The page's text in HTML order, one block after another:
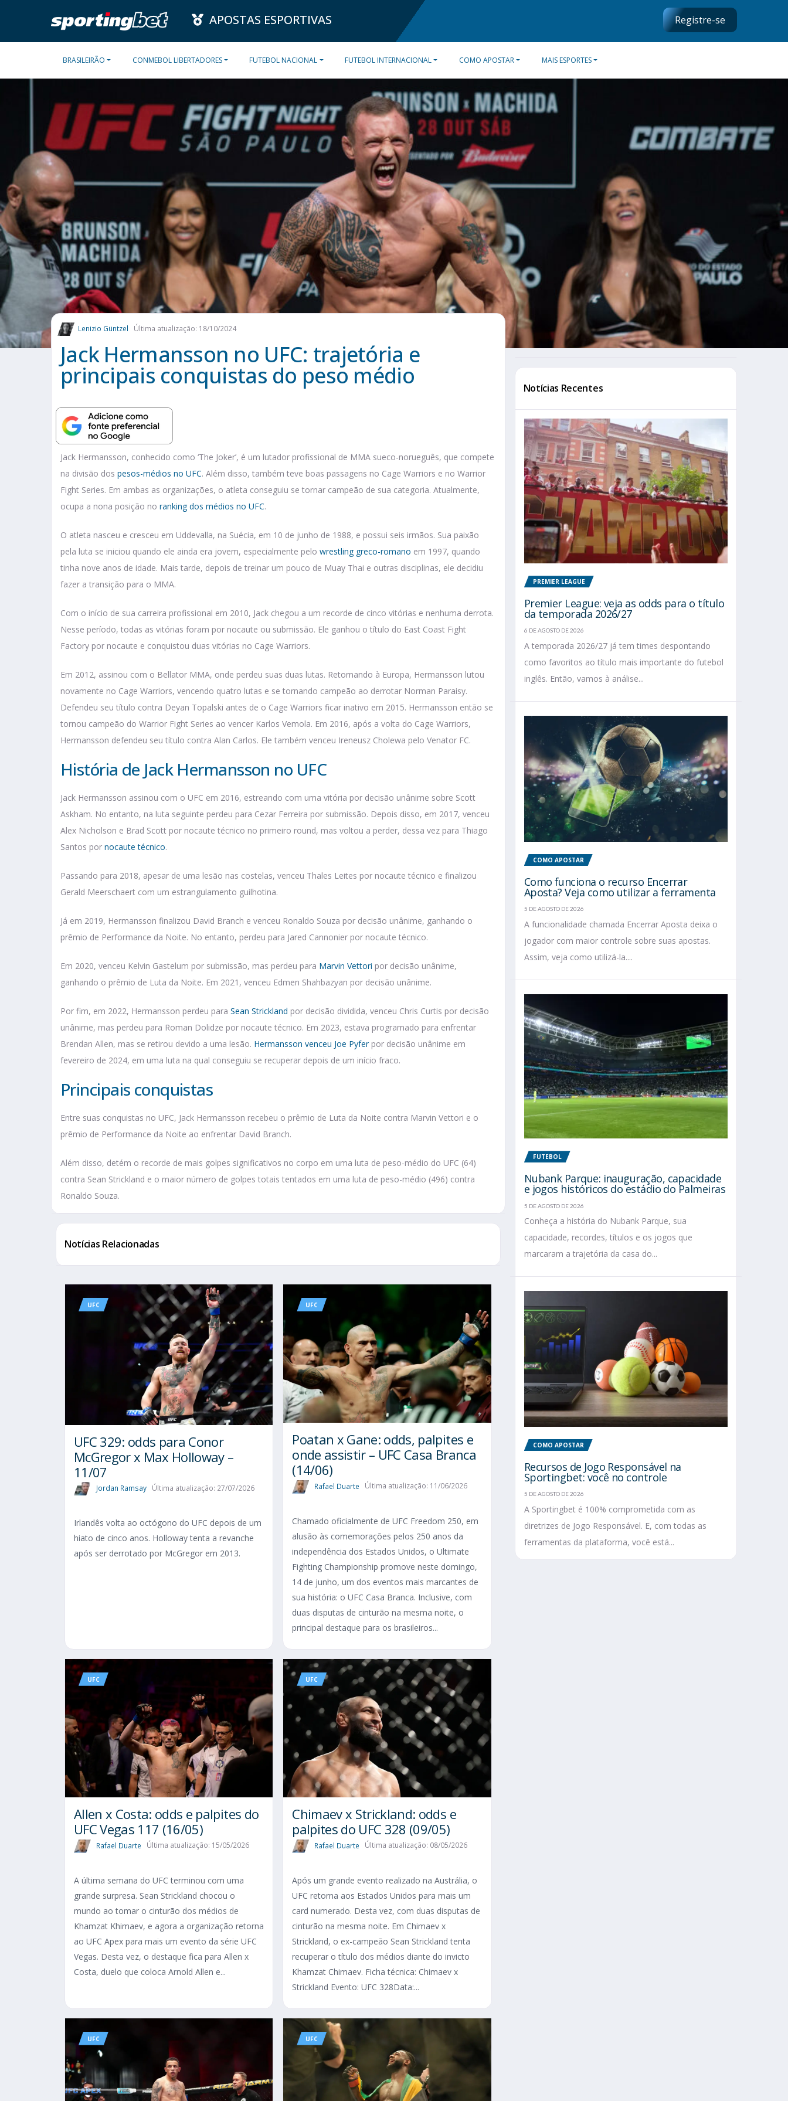
APOSTAS ESPORTIVAS Registre-se
BRASILEIRÃO CONMEBOL LIBERTADORES FUTEBOL NACIONAL FUTEBOL INTERNACIONAL COMO APOSTAR MAIS ESPORTES
Lenizio Güntzel Última atualização: 18/10/2024
Jack Hermansson no UFC: trajetória e
principais conquistas do peso médio
Jack Hermansson, conhecido como ‘The Joker’, é um lutador profissional de MMA sueco-norueguês, que compete
na divisão dos pesos-médios no UFC. Além disso, também teve boas passagens no Cage Warriors e no Warrior
Fight Series. Em ambas as organizações, o atleta conseguiu se tornar campeão de sua categoria. Atualmente,
ocupa a nona posição no ranking dos médios no UFC.
O atleta nasceu e cresceu em Uddevalla, na Suécia, em 10 de junho de 1988, e possui seis irmãos. Sua paixão
pela luta se iniciou quando ele ainda era jovem, especialmente pelo wrestling greco-romano em 1997, quando
tinha nove anos de idade. Mais tarde, depois de treinar um pouco de Muay Thai e outras disciplinas, ele decidiu
fazer a transição para o MMA.
Com o início de sua carreira profissional em 2010, Jack chegou a um recorde de cinco vitórias e nenhuma derrota.
Nesse período, todas as vitórias foram por nocaute ou submissão. Ele ganhou o título do East Coast Fight
Factory por nocaute e conquistou duas vitórias no Cage Warriors.
Em 2012, assinou com o Bellator MMA, onde perdeu suas duas lutas. Retornando à Europa, Hermansson lutou
novamente no Cage Warriors, vencendo quatro lutas e se tornando campeão ao derrotar Norman Paraisy.
Defendeu seu título contra Deyan Topalski antes de o Cage Warriors ficar inativo em 2015. Hermansson então se
tornou campeão do Warrior Fight Series ao vencer Karlos Vemola. Em 2016, após a volta do Cage Warriors,
Hermansson defendeu seu título contra Alan Carlos. Ele também venceu Ireneusz Cholewa pelo Venator FC.
História de Jack Hermansson no UFC
Jack Hermansson assinou com o UFC em 2016, estreando com uma vitória por decisão unânime sobre Scott
Askham. No entanto, na luta seguinte perdeu para Cezar Ferreira por submissão. Depois disso, em 2017, venceu
Alex Nicholson e Brad Scott por nocaute técnico no primeiro round, mas voltou a perder, dessa vez para Thiago
Santos por nocaute técnico.
Passando para 2018, apesar de uma lesão nas costelas, venceu Thales Leites por nocaute técnico e finalizou
Gerald Meerschaert com um estrangulamento guilhotina.
Já em 2019, Hermansson finalizou David Branch e venceu Ronaldo Souza por decisão unânime, ganhando o
prêmio de Performance da Noite. No entanto, perdeu para Jared Cannonier por nocaute técnico.
Em 2020, venceu Kelvin Gastelum por submissão, mas perdeu para Marvin Vettori por decisão unânime,
ganhando o prêmio de Luta da Noite. Em 2021, venceu Edmen Shahbazyan por decisão unânime.
Por fim, em 2022, Hermansson perdeu para Sean Strickland por decisão dividida, venceu Chris Curtis por decisão
unânime, mas perdeu para Roman Dolidze por nocaute técnico. Em 2023, estava programado para enfrentar
Brendan Allen, mas se retirou devido a uma lesão. Hermansson venceu Joe Pyferpor decisão unânime em
fevereiro de 2024, em uma luta na qual conseguiu se recuperar depois de um início fraco.
Principais conquistas
Entre suas conquistas no UFC, Jack Hermansson recebeu o prêmio de Luta da Noite contra Marvin Vettori e o
prêmio de Performance da Noite ao enfrentar David Branch.
Além disso, detém o recorde de mais golpes significativos no corpo em uma luta de peso-médio do UFC (64)
contra Sean Strickland e o maior número de golpes totais tentados em uma luta de peso-médio (496) contra
Ronaldo Souza.
Notícias Relacionadas
UFC
UFC 329: odds para Conor
McGregor x Max Holloway –
11/07
Jordan Ramsay Última atualização: 27/07/2026
Irlandês volta ao octógono do UFC depois de um
hiato de cinco anos. Holloway tenta a revanche
após ser derrotado por McGregor em 2013.
UFC
Poatan x Gane: odds, palpites e
onde assistir – UFC Casa Branca
(14/06)
Rafael Duarte Última atualização: 11/06/2026
Chamado oficialmente de UFC Freedom 250, em
alusão às comemorações pelos 250 anos da
independência dos Estados Unidos, o Ultimate
Fighting Championship promove neste domingo,
14 de junho, um dos eventos mais marcantes de
sua história: o UFC Casa Branca. Inclusive, com
duas disputas de cinturão na mesma noite, o
principal destaque para os brasileiros...
UFC
Allen x Costa: odds e palpites do
UFC Vegas 117 (16/05)
Rafael Duarte Última atualização: 15/05/2026
A última semana do UFC terminou com uma
grande surpresa. Sean Strickland chocou o
mundo ao tomar o cinturão dos médios de
Khamzat Khimaev, e agora a organização retorna
ao UFC Apex para mais um evento da série UFC
Vegas. Desta vez, o destaque fica para Allen x
Costa, duelo que coloca Arnold Allen e...
UFC
Chimaev x Strickland: odds e
palpites do UFC 328 (09/05)
Rafael Duarte Última atualização: 08/05/2026
Após um grande evento realizado na Austrália, o
UFC retorna aos Estados Unidos para mais um
card numerado. Desta vez, com duas disputas de
cinturão na mesma noite. Em Chimaev x
Strickland, o ex-campeão Sean Strickland tenta
recuperar o título dos médios diante do invicto
Khamzat Chimaev. Ficha técnica: Chimaev x
Strickland Evento: UFC 328Data:...
UFC UFC
Notícias Recentes
PREMIER LEAGUE
Premier League: veja as odds para o título
da temporada 2026/27
6 DE AGOSTO DE 2026
A temporada 2026/27 já tem times despontando
como favoritos ao título mais importante do futebol
inglês. Então, vamos à análise...
COMO APOSTAR
Como funciona o recurso Encerrar
Aposta? Veja como utilizar a ferramenta
5 DE AGOSTO DE 2026
A funcionalidade chamada Encerrar Aposta deixa o
jogador com maior controle sobre suas apostas.
Assim, veja como utilizá-la....
FUTEBOL
Nubank Parque: inauguração, capacidade
e jogos históricos do estádio do Palmeiras
5 DE AGOSTO DE 2026
Conheça a história do Nubank Parque, sua
capacidade, recordes, títulos e os jogos que
marcaram a trajetória da casa do...
COMO APOSTAR
Recursos de Jogo Responsável na
Sportingbet: você no controle
5 DE AGOSTO DE 2026
A Sportingbet é 100% comprometida com as
diretrizes de Jogo Responsável. E, com todas as
ferramentas da plataforma, você está...